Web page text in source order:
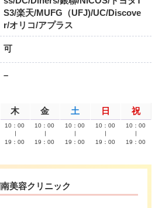
S3/楽天/MUFG（UFJ)/UC/Discove
r/オリコ/アプラス
可
–
木 金 土 日 祝
10：00
19：00
10：00
19：00
10：00
19：00
10：00
19：00
10：00
19：00
美容クリニック